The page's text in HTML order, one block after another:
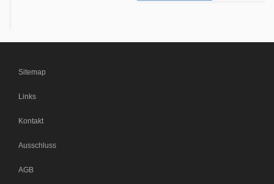
Sitemap
Links
Kontakt
Ausschluss
AGB